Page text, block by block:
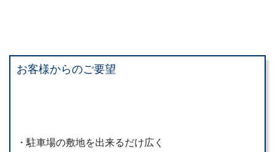
お客様からのご要望
・駐車場の敷地を出来るだけ広く